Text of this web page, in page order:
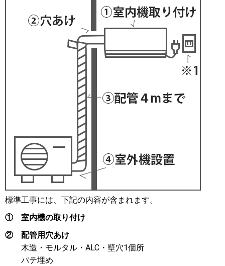
標準工事には、下記の内容が含まれます。
①
室内機の取り付け
②
配管用穴あけ
木造・モルタル・ALC・壁穴1個所
パテ埋め